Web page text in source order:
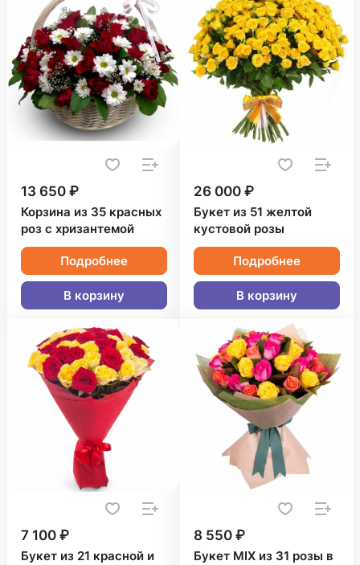
13 650 ₽
Корзина из 35 красных
роз с хризантемой
Подробнее
В корзину
26 000 ₽
Букет из 51 желтой
кустовой розы
Подробнее
В корзину
7 100 ₽
Букет из 21 красной и
8 550 ₽
Букет MIX из 31 розы в